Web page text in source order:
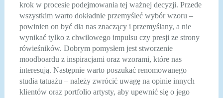
krok w procesie podejmowania tej ważnej decyzji. Przede
wszystkim warto dokładnie przemyśleć wybór wzoru –
powinien on być dla nas znaczący i przemyślany, a nie
wynikać tylko z chwilowego impulsu czy presji ze strony
rówieśników. Dobrym pomysłem jest stworzenie
moodboardu z inspiracjami oraz wzorami, które nas
interesują. Następnie warto poszukać renomowanego
studia tatuażu – należy zwrócić uwagę na opinie innych
klientów oraz portfolio artysty, aby upewnić się o jego